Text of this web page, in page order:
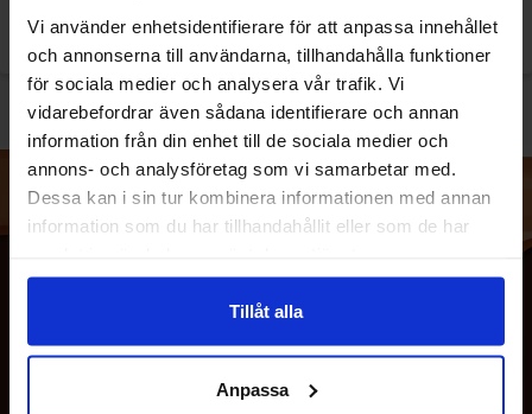
Vi använder enhetsidentifierare för att anpassa innehållet
och annonserna till användarna, tillhandahålla funktioner
för sociala medier och analysera vår trafik. Vi
vidarebefordrar även sådana identifierare och annan
information från din enhet till de sociala medier och
annons- och analysföretag som vi samarbetar med.
Dessa kan i sin tur kombinera informationen med annan
information som du har tillhandahållit eller som de har
Tillåt alla
Anpassa
Osta Osta